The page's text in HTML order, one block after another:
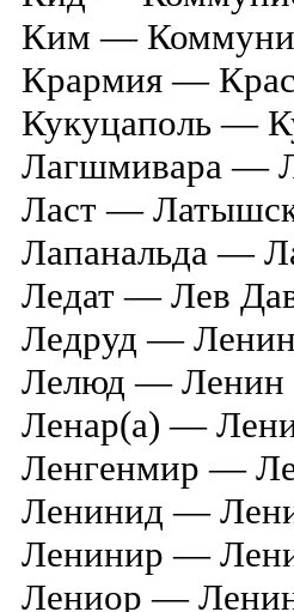
Ким —
Крармия —
Кукуцаполь —
Лагшмивара —
Ласт —
Лапанальда —
Ледат — Лев
Ледруд —
Лелюд — Ленин
Ленар(а) —
Ленгенмир —
Ленинид —
Ленинир —
Лениор — Ленин